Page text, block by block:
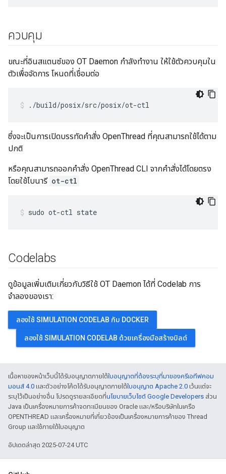
ควบคุม
ขณะที่อินสแตนซ์ของ OT Daemon กำลังทำงาน ให้ใช้ตัวควบคุมใน
ตัวเพื่อจัดการ โหนดที่เชื่อมต่อ
./build/posix/src/posix/ot-ctl
ซึ่งจะเป็นการเปิดบรรทัดคำสั่ง OpenThread ที่คุณสามารถใช้ได้ตาม
ปกติ
หรือคุณสามารถออกคำสั่ง OpenThread CLI จากคำสั่งได้โดยตรง
โดยใช้ไบนารี ot-ctl
sudo ot-ctl state
Codelabs
ดูข้อมูลเพิ่มเติมเกี่ยวกับวิธีใช้ OT Daemon ได้ที่ Codelab การ
จำลองของเรา:
ลองใช้ SIMULATION CODELAB กับ DOCKER
ลองใช้ SIMULATION CODELAB ด้วยเครื่องมือสร้างบิลด์
เนื้อหาของหน้าเว็บนี้ได้รับอนุญาตภายใต้ใบอนุญาตที่ต้องระบุที่มาของครีเอทีฟคอม
มอนส์ 4.0 และตัวอย่างโค้ดได้รับอนุญาตภายใต้ใบอนุญาต Apache 2.0 เว้นแต่จะ
ระบุไว้เป็นอย่างอื่น โปรดดูรายละเอียดที่นโยบายเว็บไซต์ Google Developers ส่วน
Java เป็นเครื่องหมายการค้าจดทะเบียนของ Oracle และ/หรือบริษัทในเครือ
OPENTHREAD และเครื่องหมายที่เกี่ยวข้องเป็นเครื่องหมายการค้าของ Thread
Group และใช้ภายใต้ใบอนุญาต
อัปเดตล่าสุด 2025-07-24 UTC